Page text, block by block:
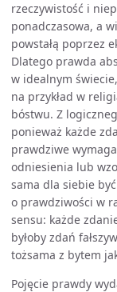
rzeczywistość i
ponadczasowa, a
powstałą poprzez
Dlatego prawda
w idealnym
na przykład w
bóstwu. Z
ponieważ każde
prawdziwe
odniesienia lub
sama dla siebie
o prawdziwości w
sensu: każde
byłoby zdań
tożsama z bytem
Pojęcie prawdy